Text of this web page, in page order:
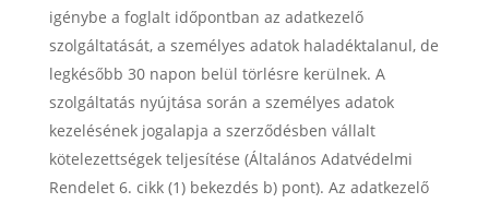
igénybe a foglalt időpontban az adatkezelő
szolgáltatását, a személyes adatok haladéktalanul, de
legkésőbb 30 napon belül törlésre kerülnek. A
szolgáltatás nyújtása során a személyes adatok
kezelésének jogalapja a szerződésben vállalt
kötelezettségek teljesítése (Általános Adatvédelmi
Rendelet 6. cikk (1) bekezdés b) pont). Az adatkezelő